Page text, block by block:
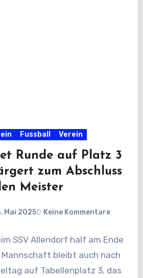
Fussball Verein
Runde auf Platz 3
zum Abschluss
Meister
Mai 2025 Keine Kommentare
SSV Allendorf half am Ende
bleibt auch nach
auf Tabellenplatz 3, das